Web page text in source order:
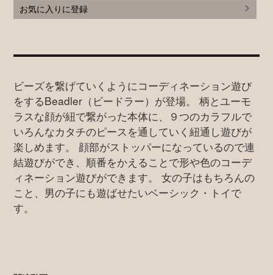
お気に入りに登録
ビーズを繋げていくようにコーディネーション遊び
をするBeadler（ビードラー）が登場。 柄とユーモ
ラスな顔が紐で繋がった本体に、９つのカラフルで
いろんなカタチのピースを通していく紐通し遊びが
楽しめます。 顔部がストッパーになっているので連
結遊びができ、順番をかえることで形や色のコーデ
ィネーション遊びができます。 女の子はもちろんの
こと、男の子にも遊ばせたいベーシック・トイで
す。